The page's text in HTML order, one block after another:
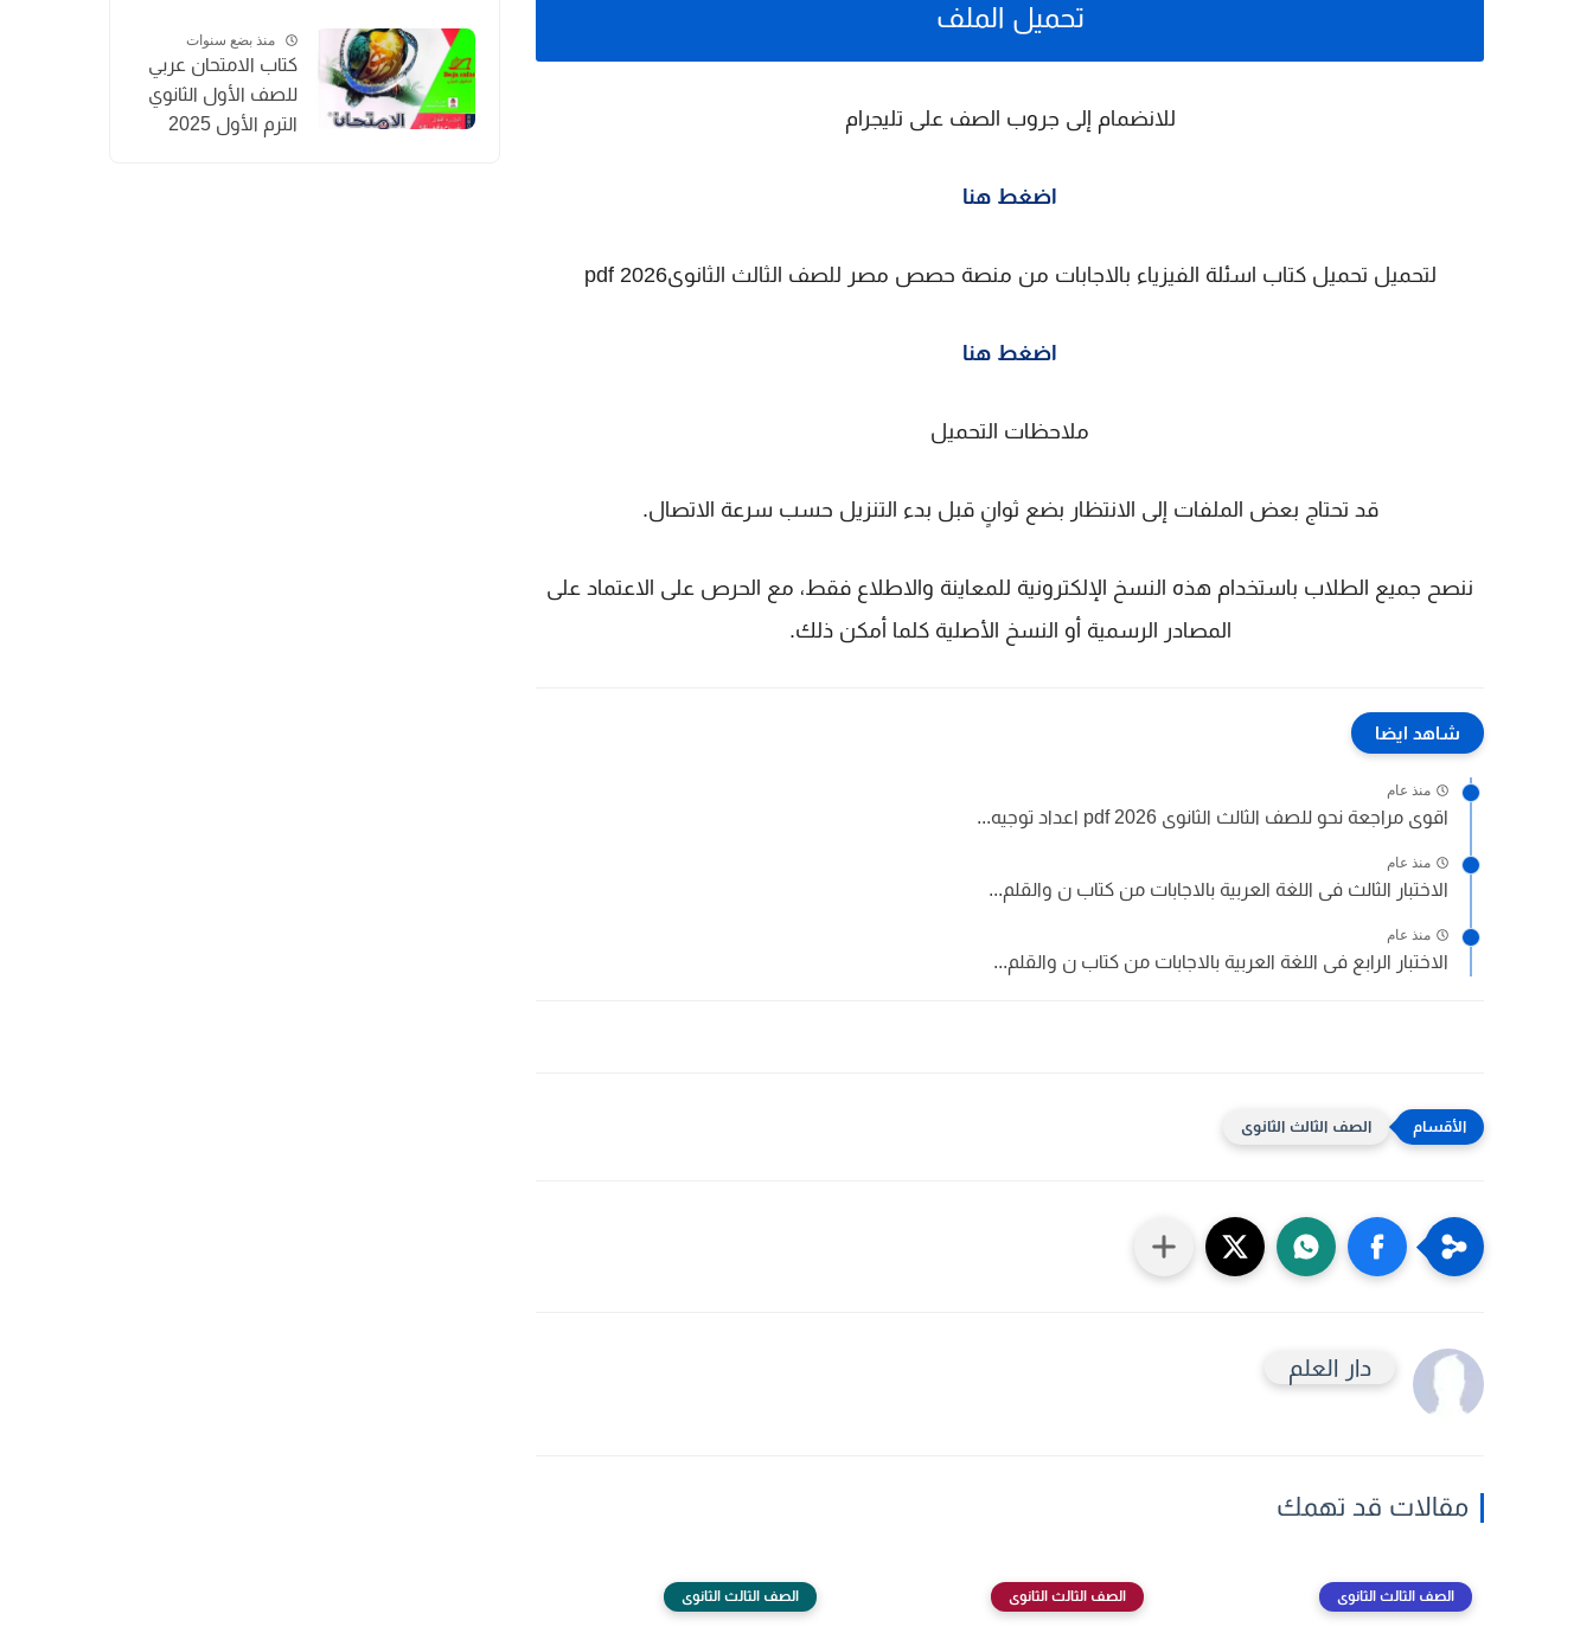
تحميل الملف
للانضمام إلى جروب الصف على تليجرام
اضغط هنا
لتحميل تحميل كتاب اسئلة الفيزياء بالاجابات من منصة حصص مصر للصف الثالث الثانوى2026 pdf
اضغط هنا
ملاحظات التحميل
قد تحتاج بعض الملفات إلى الانتظار بضع ثوانٍ قبل بدء التنزيل حسب سرعة الاتصال.
ننصح جميع الطلاب باستخدام هذه النسخ الإلكترونية للمعاينة والاطلاع فقط، مع الحرص على الاعتماد على
المصادر الرسمية أو النسخ الأصلية كلما أمكن ذلك.
شاهد ايضا
منذ عام
اقوى مراجعة نحو للصف الثالث الثانوى 2026 pdf اعداد توجيه...
منذ عام
الاختبار الثالث فى اللغة العربية بالاجابات من كتاب ن والقلم...
منذ عام
الاختبار الرابع فى اللغة العربية بالاجابات من كتاب ن والقلم...
الصف الثالث الثانوى
دار العلم
مقالات قد تهمك
الصف الثالث الثانوى الصف الثالث الثانوى الصف الثالث الثانوى
منذ بضع سنوات
كتاب الامتحان عربي
للصف الأول الثانوي
الترم الأول 2025